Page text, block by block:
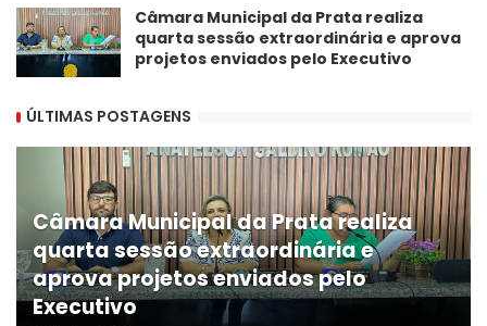
Câmara Municipal da Prata realiza
quarta sessão extraordinária e aprova
projetos enviados pelo Executivo
ÚLTIMAS POSTAGENS
Câmara Municipal da Prata realiza
quarta sessão extraordinária e
aprova projetos enviados pelo
Executivo